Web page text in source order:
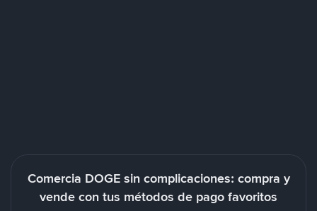
Comercia DOGE sin complicaciones: compra y
vende con tus métodos de pago favoritos